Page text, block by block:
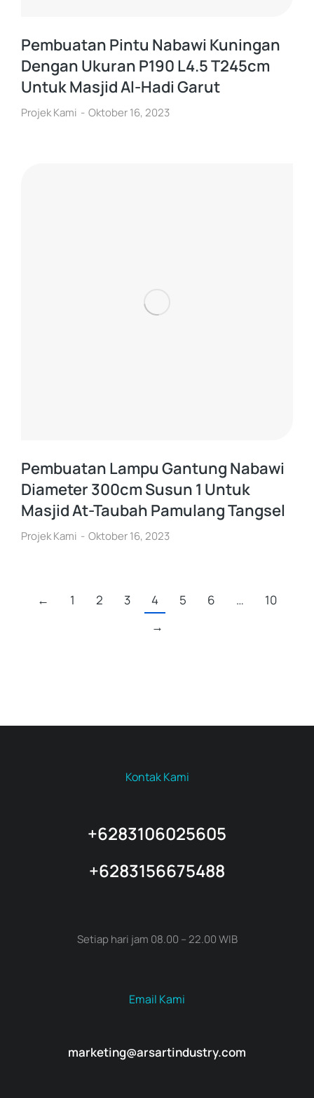
Pembuatan Pintu Nabawi Kuningan
Dengan Ukuran P190 L4.5 T245cm
Untuk Masjid Al-Hadi Garut
Projek Kami Oktober 16, 2023
Pembuatan Lampu Gantung Nabawi
Diameter 300cm Susun 1 Untuk
Masjid At-Taubah Pamulang Tangsel
Projek Kami Oktober 16, 2023
← 1 2 3 4 5 6 …
10
→
Kontak Kami
+6283106025605
+6283156675488
Setiap hari jam 08.00 – 22.00 WIB
Email Kami
marketing@arsartindustry.com